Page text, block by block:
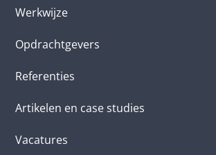
Werkwijze
Opdrachtgevers
Referenties
Artikelen en case studies
Vacatures